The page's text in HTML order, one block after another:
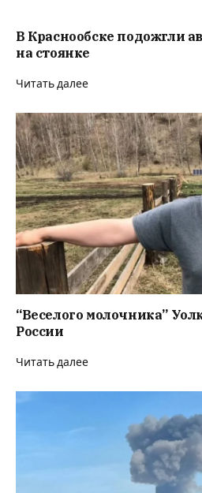
В Краснообске подожгли
на стоянке
Читать далее
“Веселого молочника”
России
Читать далее